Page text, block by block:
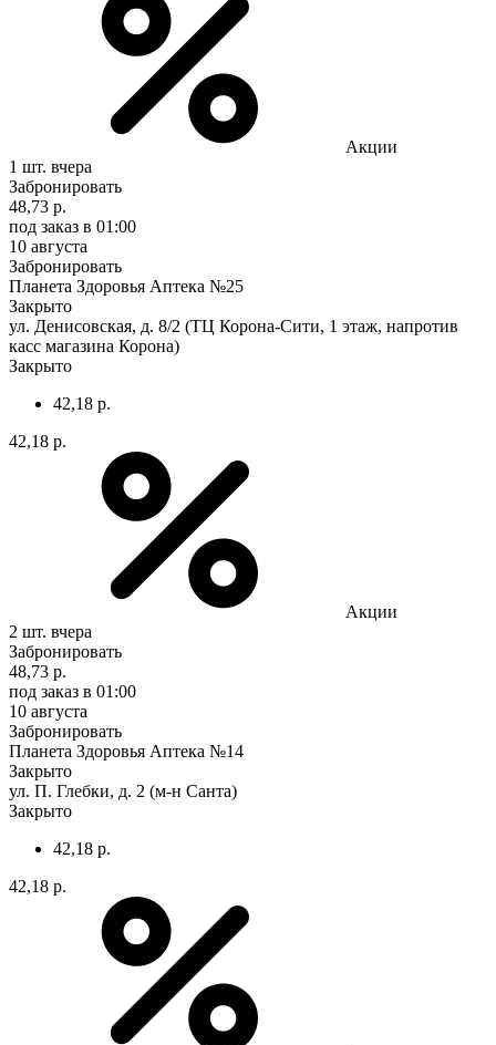
Акции
1 шт. вчера
Забронировать
48,73 р.
под заказ в 01:00
10 августа
Забронировать
Планета Здоровья Аптека №25
Закрыто
ул. Денисовская, д. 8/2 (ТЦ Корона-Сити, 1 этаж, напротив
касс магазина Корона)
Закрыто
42,18 р.
42,18 р.
Акции
2 шт. вчера
Забронировать
48,73 р.
под заказ в 01:00
10 августа
Забронировать
Планета Здоровья Аптека №14
Закрыто
ул. П. Глебки, д. 2 (м-н Санта)
Закрыто
42,18 р.
42,18 р.